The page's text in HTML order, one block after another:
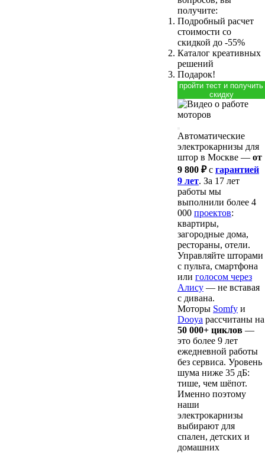
получите:
Подробный расчет
стоимости со
скидкой до -55%
Каталог креативных
решений
Подарок!
пройти тест и получить
скидку
Автоматические
электрокарнизы для
штор в Москве — от
9 800 ₽с гарантией
9 лет. За 17 лет
работы мы
выполнили более 4
000 проектов:
квартиры,
загородные дома,
рестораны, отели.
Управляйте шторами
с пульта, смартфона
или голосом через
Алису — не вставая
с дивана.
Моторы Somfy и
Dooya рассчитаны на
50 000+ циклов —
это более 9 лет
ежедневной работы
без сервиса. Уровень
шума ниже 35 дБ:
тише, чем шёпот.
Именно поэтому
наши
электрокарнизы
выбирают для
спален, детских и
домашних